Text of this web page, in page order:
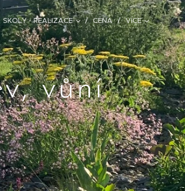
SKOLY - REALIZACE CENA VÍCE
vůní